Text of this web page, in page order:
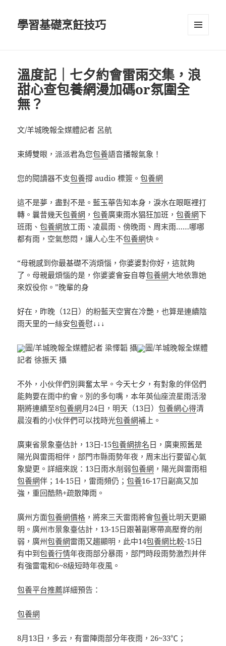
學習基礎烹飪技巧
溫度記｜七夕約會雷雨交集，浪
甜心查包養網漫加碼or氛圍全
無？
文/羊城晚報全媒體記者 呂航
束縛雙眼，派派君為您包養語音播報氣象！
您的閱讀器不支包養撐 audio 標簽。包養網
這不是夢，盡對不是。藍玉華告知本身，淚水在眼眶裡打
轉。曩昔幾天包養網 ，包養廣東雨水猖狂加班，包養網下
班雨、包養網放工雨、凌晨雨、傍晚雨、周末雨……哪哪
都有雨，空氣憋悶，讓人心生不包養網快。
“母親感到你最基礎不消煩惱，你婆婆對你好，這就夠
了。母親最煩惱的是，你婆婆會妄自尊包養網大地依靠她
來奴役你。”晚輩的身
好在，昨晚（12日）的粉藍天空實在冷艷，也算是連續陰
雨天里的一絲安包養慰↓↓↓
圖/羊城晚報全媒體記者 梁懌韜 攝
圖/羊城晚報全媒體
記者 徐振天 攝
不外，小伙伴們別興奮太早。今天七夕，有對象的伴侶們
能夠要在雨中約會。別的多句嘴，本年英仙座流星雨活潑
期將連續至8包養網月24日，明天（13日）包養網心得清
晨沒看的小伙伴們可以找時光包養網補上。
廣東省景象臺估計，13日-15包養網排名日，廣東照舊是
陽光與雷雨相伴，部門市縣雨勢年夜，周末出行要留心氣
象變更。詳細來說：13日雨水削弱包養網 ，陽光與雷雨相
包養網伴；14-15日，雷雨頻仍；包養16-17日副高又加
強，重回酷熱+疏散陣雨。
廣州方面包養網價格 ，將來三天雷雨將會包養比明天更顯
明。廣州市景象臺估計，13-15日跟著副寒帶高壓脊的削
弱，廣州包養網雷雨又趨顯明，此中14包養網比較-15日
有中到包養行情年夜雨部分暴雨，部門時段雨勢激烈并伴
有強雷電和6~8級短時年夜風。
包養平台推薦詳細預告：
包養網
8月13日，多云，有雷陣雨部分年夜雨，26~33℃；